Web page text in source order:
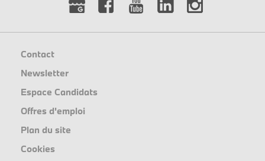
Contact
Newsletter
Espace Candidats
Offres d'emploi
Plan du site
Cookies